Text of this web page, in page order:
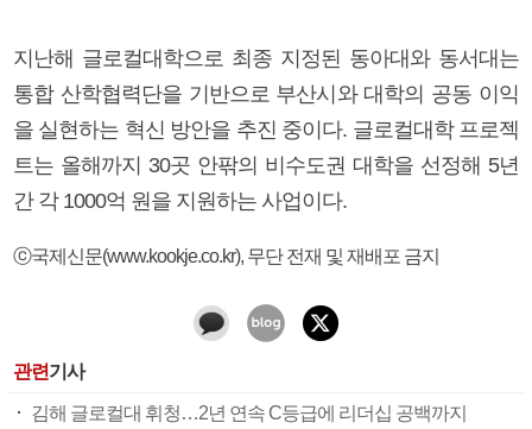
지난해 글로컬대학으로 최종 지정된 동아대와 동서대는
통합 산학협력단을 기반으로 부산시와 대학의 공동 이익
을 실현하는 혁신 방안을 추진 중이다. 글로컬대학 프로젝
트는 올해까지 30곳 안팎의 비수도권 대학을 선정해 5년
간 각 1000억 원을 지원하는 사업이다.
ⓒ국제신문(www.kookje.co.kr), 무단 전재 및 재배포 금지
관련기사
김해 글로컬대 휘청…2년 연속 C등급에 리더십 공백까지